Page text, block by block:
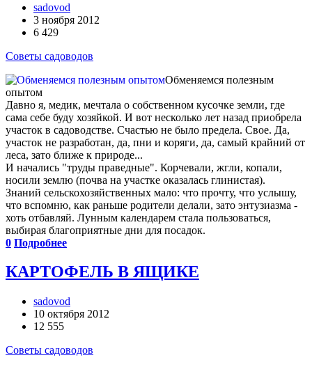
sadovod
3 ноября 2012
6 429
Советы садоводов
Обменяемся полезным
опытом
Давно я, медик, мечтала о собственном кусочке земли, где
сама себе буду хозяйкой. И вот несколько лет назад приобрела
участок в садоводстве. Счастью не было предела. Свое. Да,
участок не разработан, да, пни и коряги, да, самый крайний от
леса, зато ближе к природе...
И начались "труды праведные". Корчевали, жгли, копали,
носили землю (почва на участке оказалась глинистая).
Знаний сельскохозяйственных мало: что прочту, что услышу,
что вспомню, как раньше родители делали, зато энтузиазма -
хоть отбавляй. Лунным календарем стала пользоваться,
выбирая благоприятные дни для посадок.
0 Подробнее
КАРТОФЕЛЬ В ЯЩИКЕ
sadovod
10 октября 2012
12 555
Советы садоводов